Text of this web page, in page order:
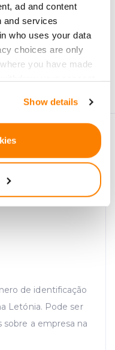
ad and content
and services
who uses your data
choices are only
you have made
scanning it for
data is processed
content and
Show details
de acordo com a
de identificação
Letónia. Pode ser
sobre a empresa na